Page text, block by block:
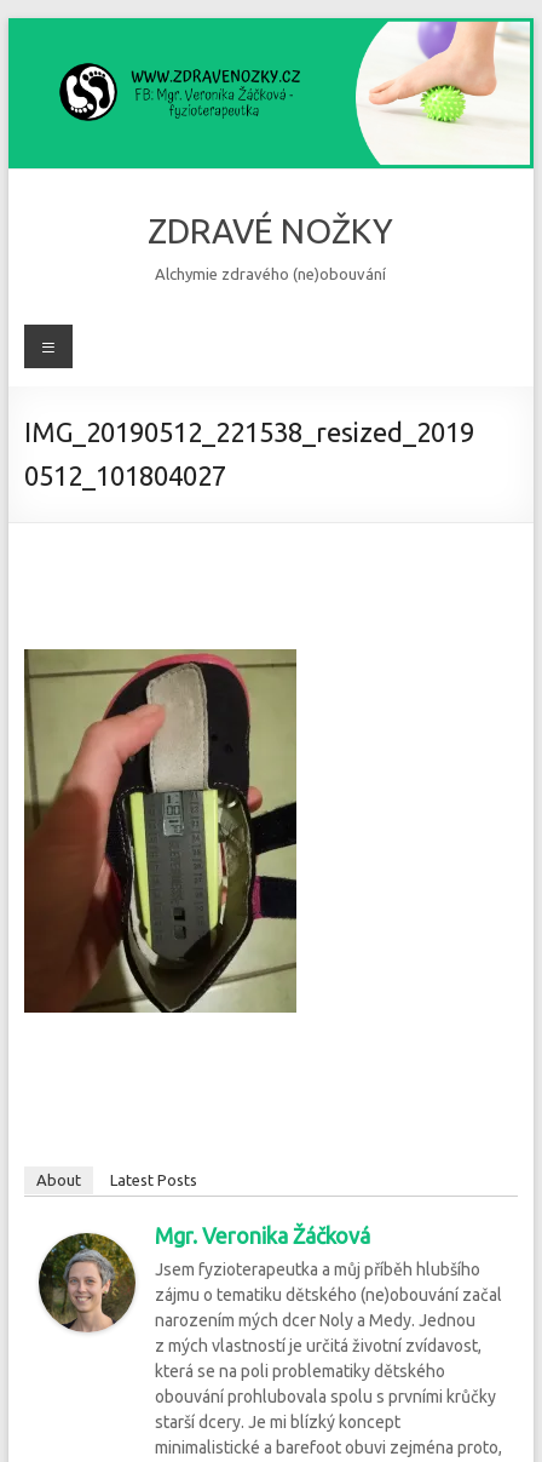
content
ZDRAVÉ NOŽKY
Alchymie zdravého (ne)obouvání
Menu
IMG_20190512_221538_resized_2019
0512_101804027
About Latest Posts
Mgr. Veronika Žáčková
Jsem fyzioterapeutka a můj příběh hlubšího
zájmu o tematiku dětského (ne)obouvání začal
narozením mých dcer Noly a Medy. Jednou
z mých vlastností je určitá životní zvídavost,
která se na poli problematiky dětského
obouvání prohlubovala spolu s prvními krůčky
starší dcery. Je mi blízký koncept
minimalistické a barefoot obuvi zejména proto,